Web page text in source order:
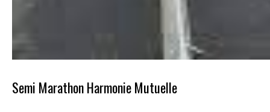
Semi Marathon Harmonie Mutuelle